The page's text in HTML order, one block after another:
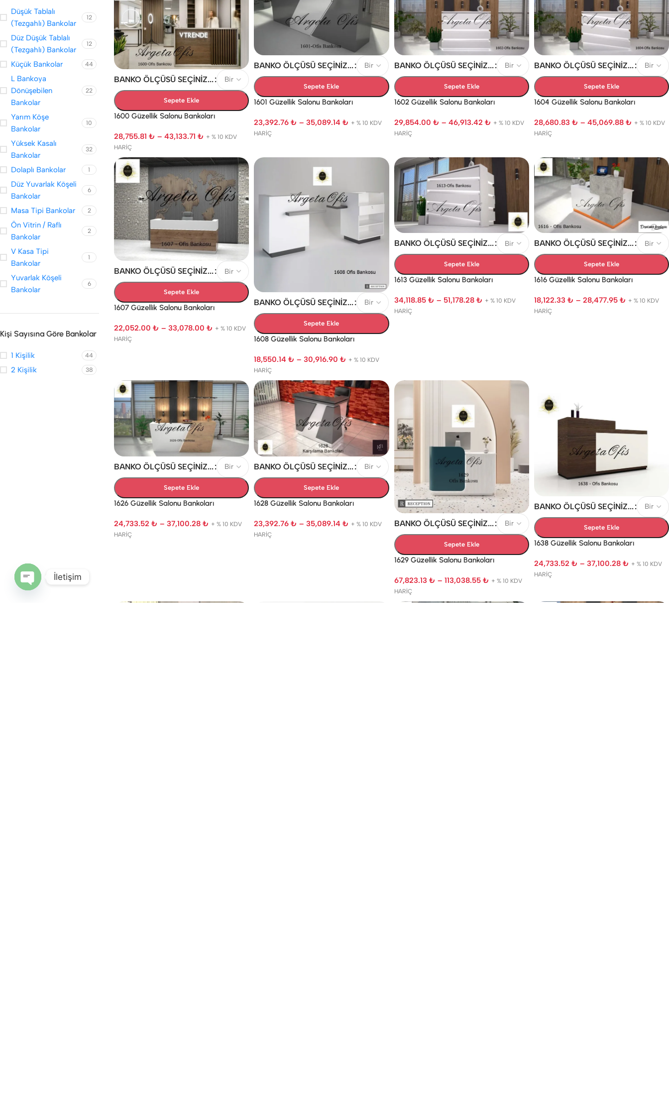
Düşük Tablalı
(Tezgahlı) Bankolar
12
Düz Düşük Tablalı
(Tezgahlı) Bankolar
12
Küçük Bankolar 44
L Bankoya
Dönüşebilen
Bankolar
22
Yarım Köşe
Bankolar
10
Yüksek Kasalı
Bankolar
32
Dolaplı Bankolar 1
Düz Yuvarlak Köşeli
Bankolar
6
Masa Tipi Bankolar 2
Ön Vitrin / Raflı
Bankolar
2
V Kasa Tipi
Bankolar
1
Yuvarlak Köşeli
Bankolar
6
Kişi Sayısına Göre Bankolar
1 Kişilik 44
2 Kişilik 38
BANKO ÖLÇÜSÜ SEÇINIZ...
Sepete Ekle
1600 Güzellik Salonu Bankoları
28,755.81 ₺ – 43,133.71 ₺ + % 10 KDV
HARİÇ
BANKO ÖLÇÜSÜ SEÇINIZ...
Sepete Ekle
1601 Güzellik Salonu Bankoları
23,392.76₺ –35,089.14₺ + % 10 KDV
HARİÇ
BANKO ÖLÇÜSÜ SEÇINIZ...
Sepete Ekle
1602 Güzellik Salonu Bankoları
29,854.00 ₺ – 46,913.42 ₺ + % 10 KDV
HARİÇ
BANKO ÖLÇÜSÜ SEÇINIZ...
Sepete Ekle
1604 Güzellik Salonu Bankoları
28,680.83 ₺ – 45,069.88 ₺ + % 10 KDV
HARİÇ
BANKO ÖLÇÜSÜ SEÇINIZ...
Sepete Ekle
1607 Güzellik Salonu Bankoları
22,052.00 ₺ – 33,078.00 ₺ + % 10 KDV
HARİÇ
BANKO ÖLÇÜSÜ SEÇINIZ...
Sepete Ekle
1608 Güzellik Salonu Bankoları
18,550.14₺ –30,916.90₺ + % 10 KDV
HARİÇ
BANKO ÖLÇÜSÜ SEÇINIZ...
Sepete Ekle
1613 Güzellik Salonu Bankoları
34,118.85 ₺ – 51,178.28 ₺ + % 10 KDV
HARİÇ
BANKO ÖLÇÜSÜ SEÇINIZ...
Sepete Ekle
1616 Güzellik Salonu Bankoları
18,122.33 ₺ – 28,477.95 ₺ + % 10 KDV
HARİÇ
BANKO ÖLÇÜSÜ SEÇINIZ...
Sepete Ekle
1626 Güzellik Salonu Bankoları
24,733.52 ₺ – 37,100.28 ₺ + % 10 KDV
HARİÇ
BANKO ÖLÇÜSÜ SEÇINIZ...
Sepete Ekle
1628 Güzellik Salonu Bankoları
23,392.76₺ –35,089.14₺ + % 10 KDV
HARİÇ
BANKO ÖLÇÜSÜ SEÇINIZ...
Sepete Ekle
1629 Güzellik Salonu Bankoları
67,823.13 ₺ – 113,038.55 ₺ + % 10 KDV
HARİÇ
BANKO ÖLÇÜSÜ SEÇINIZ...
Sepete Ekle
1638 Güzellik Salonu Bankoları
24,733.52 ₺ – 37,100.28 ₺ + % 10 KDV
HARİÇ
İletişim